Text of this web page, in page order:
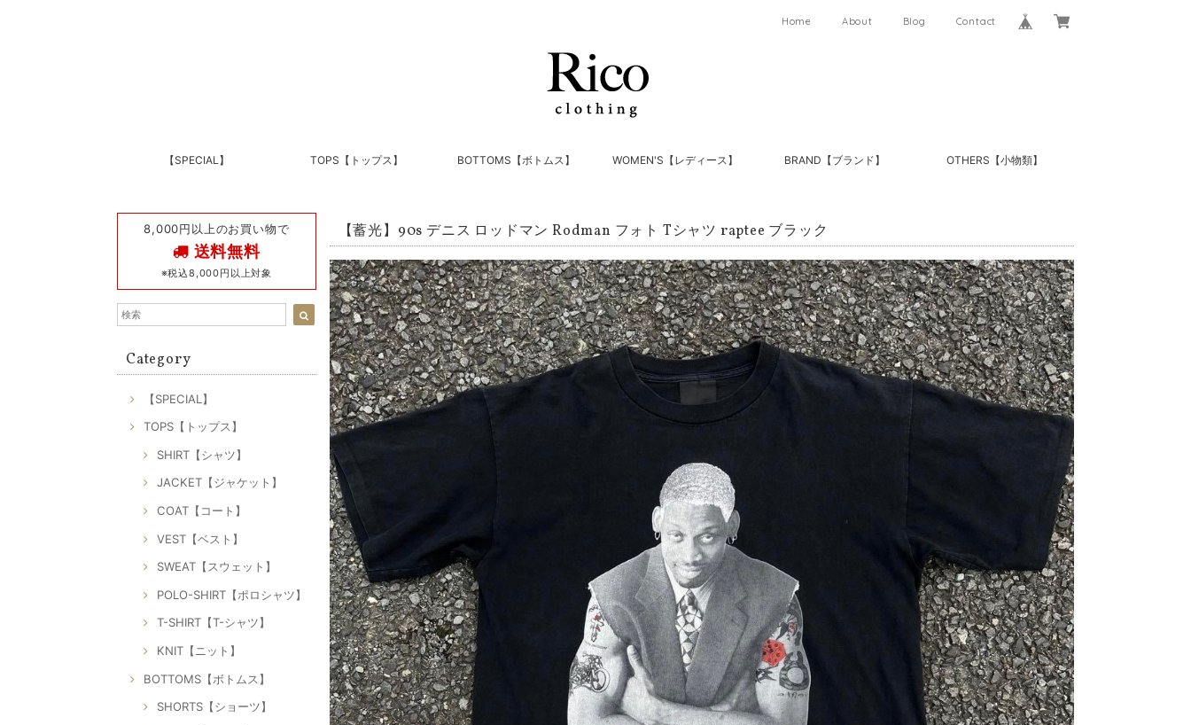
Home About Blog Contact
【SPECIAL】 TOPS【トップス】 BOTTOMS【ボトムス】 WOMEN'S【レディース】 BRAND【ブランド】 OTHERS【小物類】
8,000円以上のお買い物で
送料無料
※税込8,000円以上対象
Category
【SPECIAL】
TOPS【トップス】
SHIRT【シャツ】
JACKET【ジャケット】
COAT【コート】
VEST【ベスト】
SWEAT【スウェット】
POLO-SHIRT【ポロシャツ】
T-SHIRT【T-シャツ】
KNIT【ニット】
BOTTOMS【ボトムス】
SHORTS【ショーツ】
【蓄光】90s デニス ロッドマン Rodman フォト Tシャツ raptee ブラック